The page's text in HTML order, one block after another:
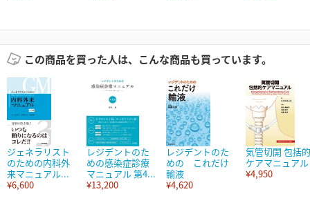
この商品を買った人は、こんな商品も買っています。
ジェネラリスト
のための内科外
来マニュアル...
¥6,600
レジデントのた
めの感染症診療
マニュアル 第4...
¥13,200
レジデントのた
めの これだけ
輸液
¥4,620
気管切開 包括的
ケアマニュアル
¥4,950